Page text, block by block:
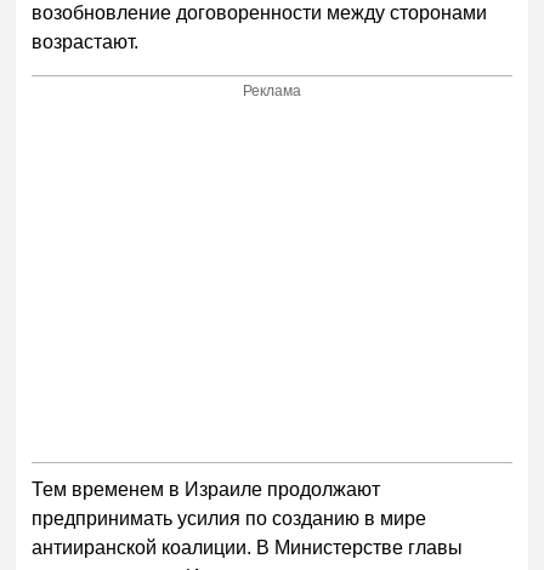
возобновление договоренности между сторонами
возрастают.
Реклама
Тем временем в Израиле продолжают
предпринимать усилия по созданию в мире
антииранской коалиции. В Министерстве главы